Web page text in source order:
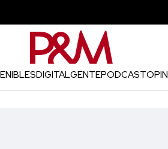
DIGITALGENTEPODCAST